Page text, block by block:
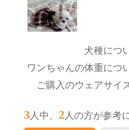
犬種につ
ワンちゃんの体重につ
ご購入のウェアサイ
3 人中、 2 人の方が参考